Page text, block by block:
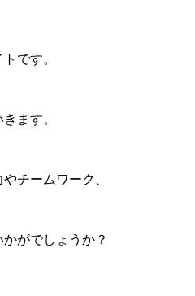
です。
ます。
チームワーク、
がでしょうか？